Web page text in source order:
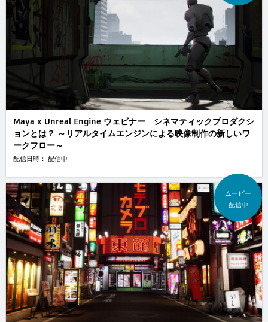
Maya x Unreal Engine ウェビナー シネマティックプロダクシ
ョンとは？ ～リアルタイムエンジンによる映像制作の新しいワ
ークフロー～
配信日時： 配信中
ムービー
配信中